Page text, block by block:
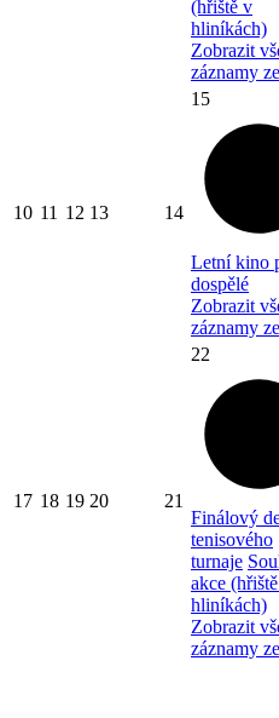
(hřiště v
hliníkách)
Zobrazit
záznamy
10 11 12 13 14
15
Letní kino
dospělé
Zobrazit
záznamy
17 18 19 20 21
22
Finálový
tenisového
turnaje
akce
hliníkách)
Zobrazit
záznamy